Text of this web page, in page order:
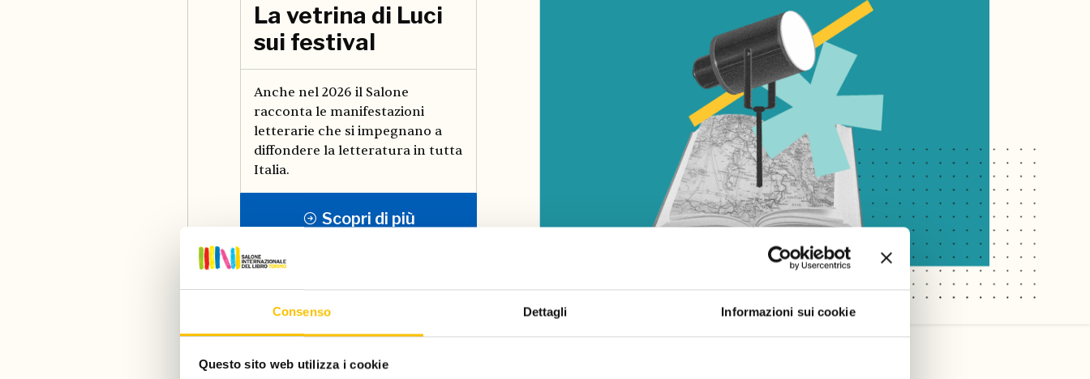
Consenso Dettagli Informazioni sui cookie
Questo sito web utilizza i cookie
La vetrina di Luci
sui festival
Anche nel 2026 il Salone
racconta le manifestazioni
letterarie che si impegnano a
diffondere la letteratura in tutta
Italia.
Scopri di più
News dal Salone